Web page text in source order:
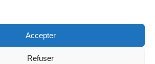
Accepter
Refuser